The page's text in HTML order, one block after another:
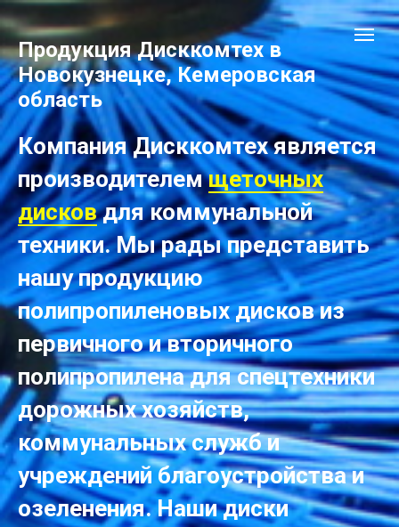
Продукция Дисккомтех в
Новокузнецке, Кемеровская
область
Компания Дисккомтех является
производителемщеточных
дисковдля коммунальной
техники. Мы рады представить
нашу продукцию
полипропиленовых дисков из
первичного и вторичного
полипропилена для спецтехники
дорожных хозяйств,
коммунальных служб и
учреждений благоустройства и
озеленения. Наши диски